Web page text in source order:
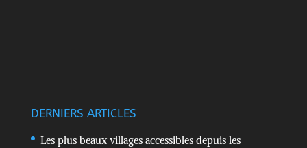
DERNIERS ARTICLES
Les plus beaux villages accessibles depuis les